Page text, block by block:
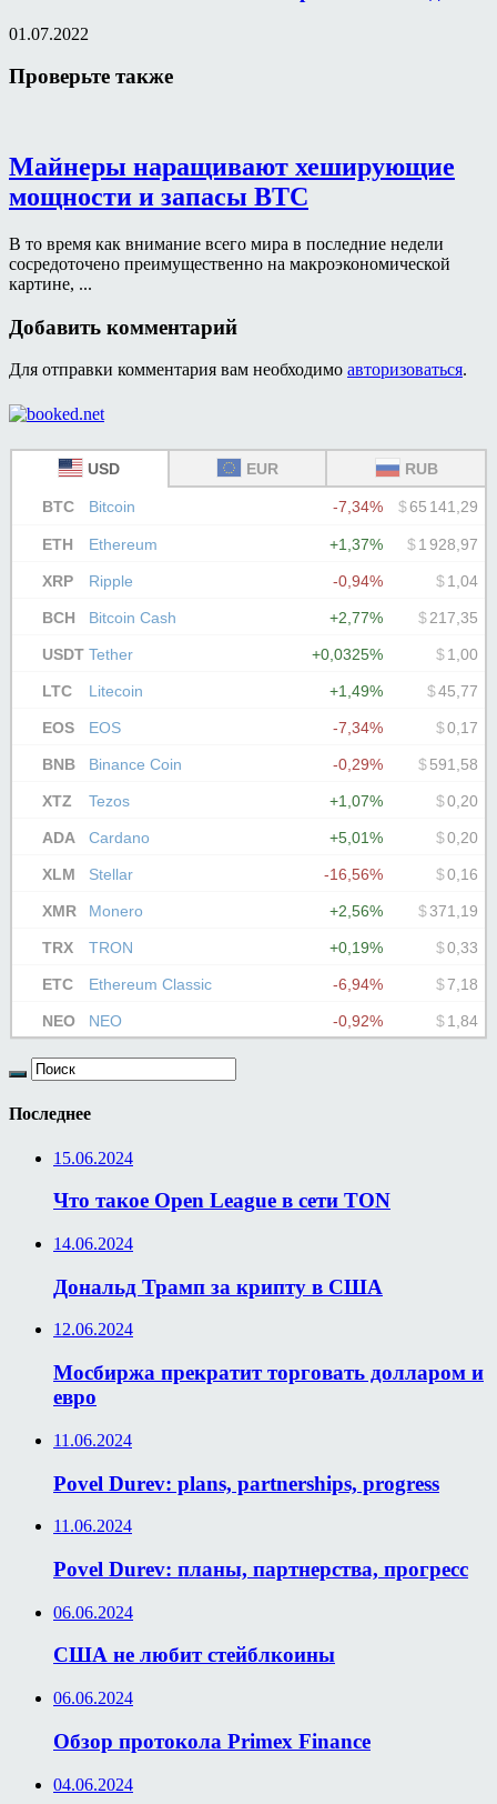
01.07.2022
Проверьте также
Майнеры наращивают хеширующие
мощности и запасы BTC
В то время как внимание всего мира в последние недели
сосредоточено преимущественно на макроэкономической
картине, ...
Добавить комментарий
Для отправки комментария вам необходимо авторизоваться.
Последнее
15.06.2024
Что такое Open League в сети TON
14.06.2024
Дональд Трамп за крипту в США
12.06.2024
Мосбиржа прекратит торговать долларом и
евро
11.06.2024
Povel Durev: plans, partnerships, progress
11.06.2024
Povel Durev: планы, партнерства, прогресс
06.06.2024
США не любит стейблкоины
06.06.2024
Обзор протокола Primex Finance
04.06.2024